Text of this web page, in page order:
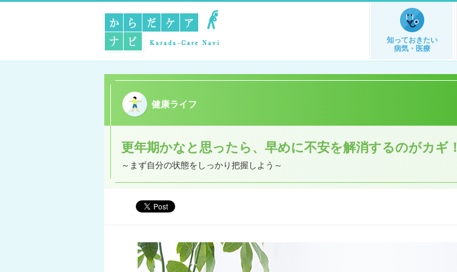
知っておきたい
病気・医療
健康ライフ
更年期かなと思ったら、早めに不安を解消するのがカギ！
～まず自分の状態をしっかり把握しよう～